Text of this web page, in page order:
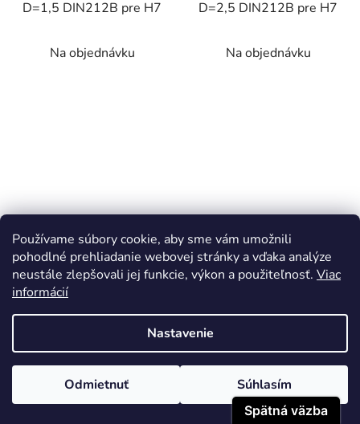
Používame súbory cookie, aby sme vám umožnili
pohodlné prehliadanie webovej stránky a vďaka analýze
neustále zlepšovali jej funkcie, výkon a použiteľnosť. Viac
informácií
Nastavenie
Odmietnuť Súhlasím
D=1,5 DIN212B pre H7
Na objednávku
D=2,5 DIN212B pre H7
Na objednávku
Výstružník tvrd. nepovl.
D=3 DIN212B pre H7
Na objednávku
Výstružník tvrd. nepovl.
D=3,5 DIN212B pre H7
Na objednávku